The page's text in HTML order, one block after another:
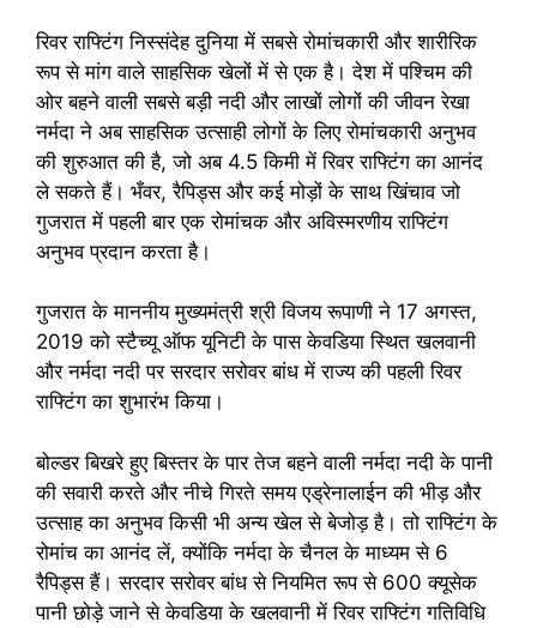
रिवर राफ्टिंग निस्संदेह दुनिया में सबसे रोमांचकारी और शारीरिक
रूप से मांग वाले साहसिक खेलों में से एक है। देश में पश्चिम की
ओर बहने वाली सबसे बड़ी नदी और लाखों लोगों की जीवन रेखा
नर्मदा ने अब साहसिक उत्साही लोगों के लिए रोमांचकारी अनुभव
की शुरुआत की है, जो अब 4.5 किमी में रिवर राफ्टिंग का आनंद
ले सकते हैं। भँवर, रैपिड्स और कई मोड़ों के साथ खिंचाव जो
गुजरात में पहली बार एक रोमांचक और अविस्मरणीय राफ्टिंग
अनुभव प्रदान करता है।
गुजरात के माननीय मुख्यमंत्री श्री विजय रूपाणी ने 17 अगस्त,
2019 को स्टैच्यू ऑफ यूनिटी के पास केवडिया स्थित खलवानी
और नर्मदा नदी पर सरदार सरोवर बांध में राज्य की पहली रिवर
राफ्टिंग का शुभारंभ किया।
बोल्डर बिखरे हुए बिस्तर के पार तेज बहने वाली नर्मदा नदी के पानी
की सवारी करते और नीचे गिरते समय एड्रेनालाईन की भीड़ और
उत्साह का अनुभव किसी भी अन्य खेल से बेजोड़ है। तो राफ्टिंग के
रोमांच का आनंद लें, क्योंकि नर्मदा के चैनल के माध्यम से 6
रैपिड्स हैं। सरदार सरोवर बांध से नियमित रूप से 600 क्यूसेक
पानी छोड़े जाने से केवडिया के खलवानी में रिवर राफ्टिंग गतिविधि